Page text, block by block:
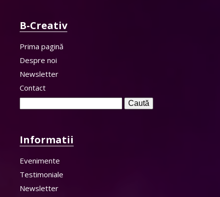
B-Creativ
Prima pagină
Despre noi
Newsletter
Contact
Informatii
Evenimente
Testimoniale
Newsletter